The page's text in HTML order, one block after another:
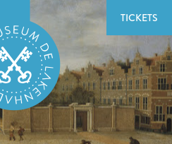
TICKETS